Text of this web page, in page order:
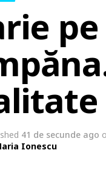
41 de secunde ago
Ionescu